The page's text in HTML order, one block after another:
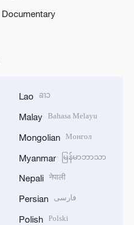
Documentary
Lao ລາວ
Malay Bahasa Melayu
Mongolian Монгол
Myanmar မြန်မာဘာသာ
Nepali नेपाली
Persian فارسی
Polish Polski